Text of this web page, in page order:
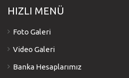
HIZLI MENÜ
Foto Galeri
Video Galeri
Banka Hesaplarımız